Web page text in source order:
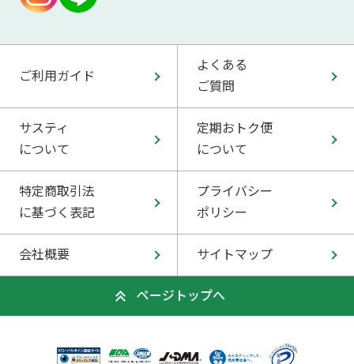
ご利用ガイド
よくある
ご質問
サスティ
について
定期おトク便
について
特定商取引法
に基づく表記
プライバシー
ポリシー
会社概要 サイトマップ
ページトップへ